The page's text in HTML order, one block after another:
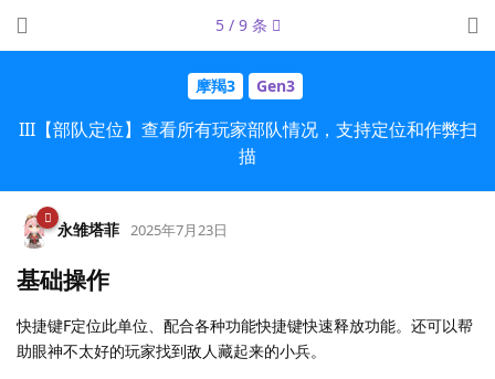
摩羯3 Gen3
III【部队定位】查看所有玩家部队情况，支持定位和作弊扫
描
5/ 9条
永雏塔菲 2025年7月23日
基础操作
快捷键F定位此单位、配合各种功能快捷键快速释放功能。还可以帮
助眼神不太好的玩家找到敌人藏起来的小兵。